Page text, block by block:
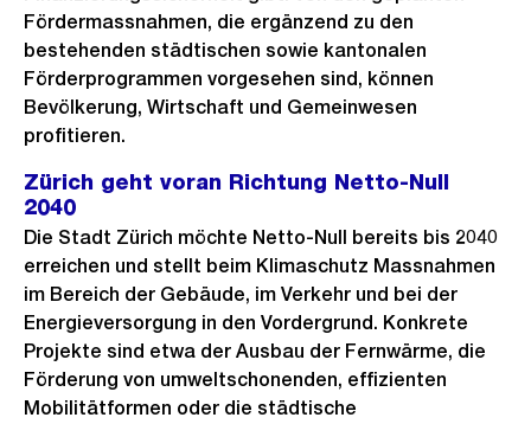
Fördermassnahmen, die ergänzend zu den
bestehenden städtischen sowie kantonalen
Förderprogrammen vorgesehen sind, können
Bevölkerung, Wirtschaft und Gemeinwesen
profitieren.
Zürich geht voran Richtung Netto-Null
2040
Die Stadt Zürich möchte Netto-Null bereits bis 2040
erreichen und stellt beim Klimaschutz Massnahmen
im Bereich der Gebäude, im Verkehr und bei der
Energieversorgung in den Vordergrund. Konkrete
Projekte sind etwa der Ausbau der Fernwärme, die
Förderung von umweltschonenden, effizienten
Mobilitätformen oder die städtische